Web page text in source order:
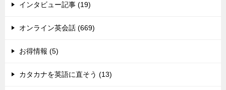
インタビュー記事 (19)
オンライン英会話 (669)
お得情報 (5)
カタカナを英語に直そう (13)